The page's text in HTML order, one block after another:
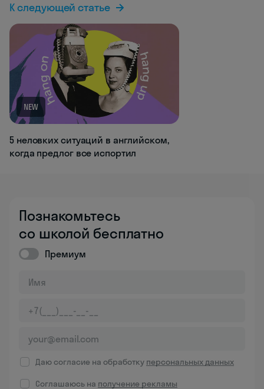
К следующей статье
NEW
5 неловких ситуаций в английском,
когда предлог все испортил
Познакомьтесь
со школой бесплатно
Премиум
Даю согласие на обработку персональных данных
Соглашаюсь на получение рекламы